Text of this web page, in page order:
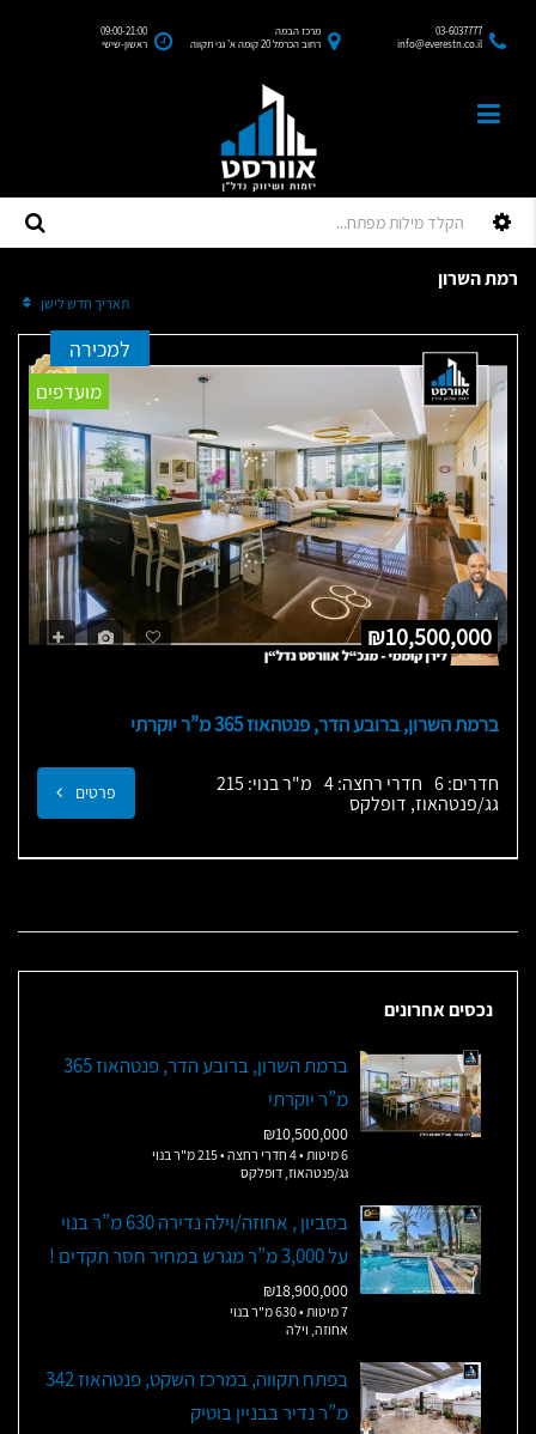
09:00-21:00
ראשון-שישי
מרכז הבמה
רחוב הכרמל 20 קומה א' גני תקווה
03-6037777
info@everestn.co.il
רמת השרון
תאריך חדש לישן
מועדפים
למכירה
₪10,500,000
ברמת השרון, ברובע הדר, פנטהאוז 365 מ”ר יוקרתי
חדרים: 6 חדרי רחצה: 4
מ"ר בנוי: 215
גג/פנטהאוז, דופלקס
פרטים
נכסים אחרונים
ברמת השרון, ברובע הדר, פנטהאוז 365
מ”ר יוקרתי
₪10,500,000
6 מיטות • 4 חדרי רחצה • 215 מ"ר בנוי
גג/פנטהאוז, דופלקס
בסביון , אחוזה/וילה נדירה 630 מ”ר בנוי
על 3,000 מ”ר מגרש במחיר חסר תקדים !
₪18,900,000
7 מיטות • 630 מ"ר בנוי
אחוזה, וילה
בפתח תקווה, במרכז השקט, פנטהאוז 342
מ”ר נדיר בבניין בוטיק